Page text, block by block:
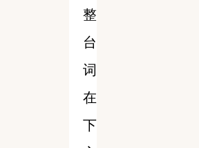
整
台
词
在
下